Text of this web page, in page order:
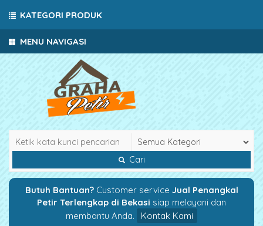
MENU NAVIGASI
Cari
Butuh Bantuan?Customer service Jual Penangkal
Petir Terlengkap di Bekasi siap melayani dan
membantu Anda.
Kontak Kami
KATEGORI PRODUK